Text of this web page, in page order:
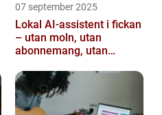
07 september 2025
Lokal AI-assistent i fickan
– utan moln, utan
abonnemang, utan